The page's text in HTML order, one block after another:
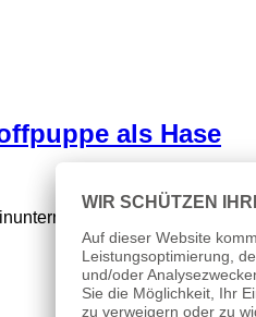
als Hase
nach §19 (1) UStG.